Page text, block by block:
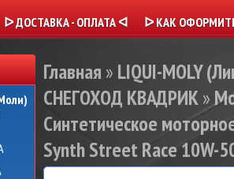
ᐅ ДОСТАВКА - ОПЛАТА ᐊ ᐅ КАК
Главная » LIQUI-MOLY
СНЕГОХОД КВАДРИК»
Синтетическое
Synth Street Race 10W-